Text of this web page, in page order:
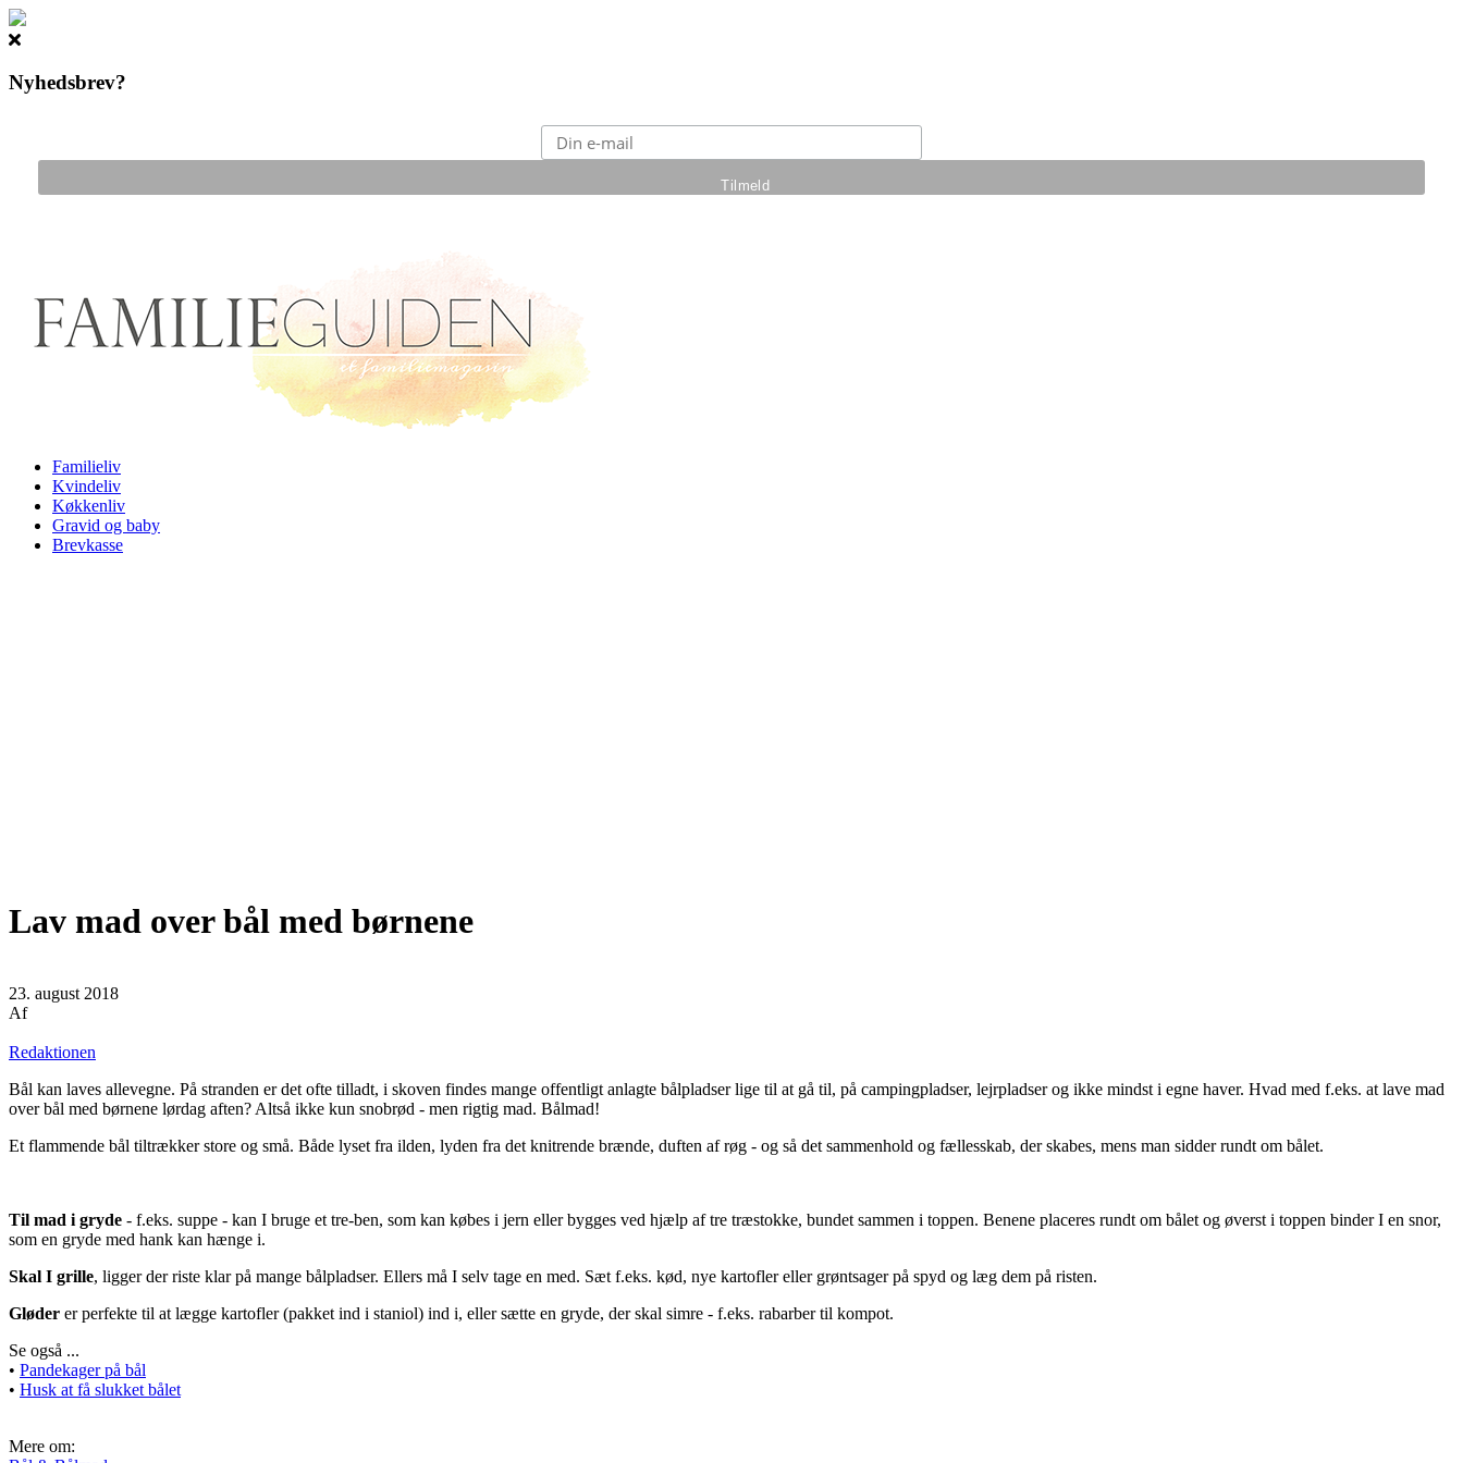
Nyhedsbrev?
Familieliv
Kvindeliv
Køkkenliv
Gravid og baby
Brevkasse
Lav mad over bål med børnene
23. august 2018
Af
Redaktionen
Bål kan laves allevegne. På stranden er det ofte tilladt, i skoven findes mange offentligt anlagte bålpladser lige til at gå til, på campingpladser, lejrpladser og ikke mindst i egne haver. Hvad med f.eks. at lave mad
over bål med børnene lørdag aften? Altså ikke kun snobrød - men rigtig mad. Bålmad!
Et flammende bål tiltrækker store og små. Både lyset fra ilden, lyden fra det knitrende brænde, duften af røg - og så det sammenhold og fællesskab, der skabes, mens man sidder rundt om bålet.
Til mad i gryde - f.eks. suppe - kan I bruge et tre-ben, som kan købes i jern eller bygges ved hjælp af tre træstokke, bundet sammen i toppen. Benene placeres rundt om bålet og øverst i toppen binder I en snor,
som en gryde med hank kan hænge i.
Skal I grille, ligger der riste klar på mange bålpladser. Ellers må I selv tage en med. Sæt f.eks. kød, nye kartofler eller grøntsager på spyd og læg dem på risten.
Gløder er perfekte til at lægge kartofler (pakket ind i staniol) ind i, eller sætte en gryde, der skal simre - f.eks. rabarber til kompot.
Se også ...
• Pandekager på bål
• Husk at få slukket bålet
Mere om: